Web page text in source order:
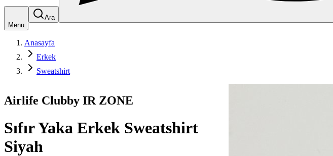
Menu
Ara
Anasayfa
Erkek
Sweatshirt
Airlife Clubby IR ZONE
Sıfır Yaka Erkek Sweatshirt
Siyah